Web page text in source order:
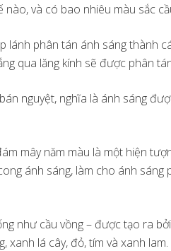
nào, và có bao nhiêu màu sắc
lánh phân tán ánh sáng thành
qua lăng kính sẽ được phân
nguyệt, nghĩa là ánh sáng
mây năm màu là một hiện
ánh sáng, làm cho ánh
như cầu vồng – được tạo ra
xanh lá cây, đỏ, tím và xanh lam.